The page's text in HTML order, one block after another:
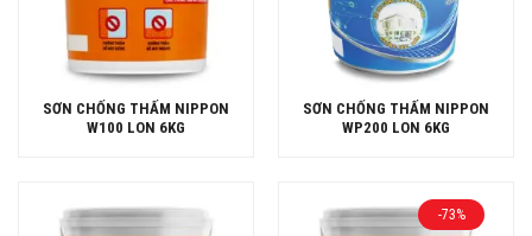
SƠN CHỐNG THẤM NIPPON
W100 LON 6KG
SƠN CHỐNG THẤM NIPPON
WP200 LON 6KG
-73%